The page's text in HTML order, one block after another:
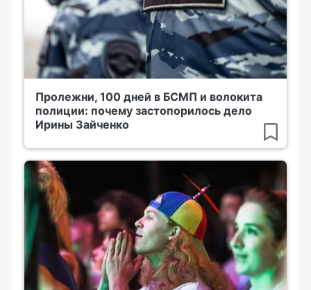
Пролежни, 100 дней в БСМП и волокита
полиции: почему застопорилось дело
Ирины Зайченко